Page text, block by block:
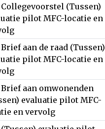
Collegevoorstel (Tussen)
pilot MFC-locatie en
Brief aan de raad (Tussen)
pilot MFC-locatie en
Brief aan omwonenden
evaluatie pilot MFC-
en vervolg